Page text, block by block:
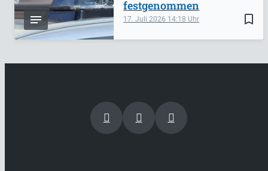
bookmark_border
17. Juli 2026 14:18
festgenommen